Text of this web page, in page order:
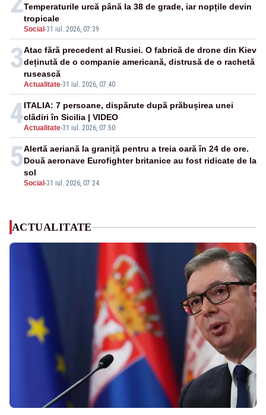
Social -31 iul. 2026, 07:39
Temperaturile urcă până la 38 de grade, iar nopțile devin
tropicale
3
Actualitate-31 iul. 2026, 07:40
Atac fără precedent al Rusiei. O fabrică de drone din Kiev
deținută de o companie americană, distrusă de o rachetă
rusească
4Actualitate-31 iul. 2026, 07:50
ITALIA: 7 persoane, dispărute după prăbușirea unei
clădiri în Sicilia | VIDEO
5
Social -31 iul. 2026, 07:24
Alertă aeriană la graniță pentru a treia oară în 24 de ore.
Două aeronave Eurofighter britanice au fost ridicate de la
sol
ACTUALITATE